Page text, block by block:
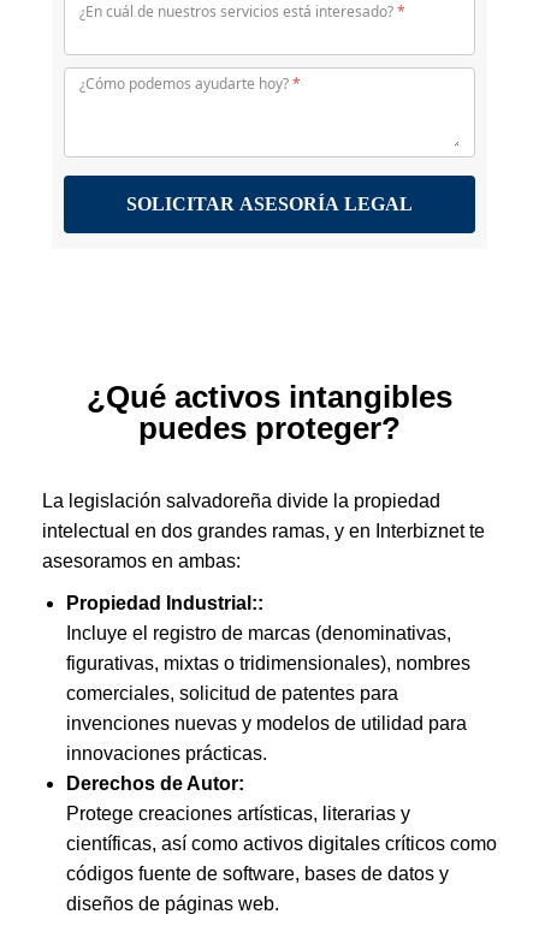
¿Qué activos intangibles
puedes proteger?
La legislación salvadoreña divide la propiedad
intelectual en dos grandes ramas, y en Interbiznet te
asesoramos en ambas:
Propiedad Industrial::
Incluye el registro de marcas (denominativas,
figurativas, mixtas o tridimensionales), nombres
comerciales, solicitud de patentes para
invenciones nuevas y modelos de utilidad para
innovaciones prácticas.
Derechos de Autor:
Protege creaciones artísticas, literarias y
científicas, así como activos digitales críticos como
códigos fuente de software, bases de datos y
diseños de páginas web.